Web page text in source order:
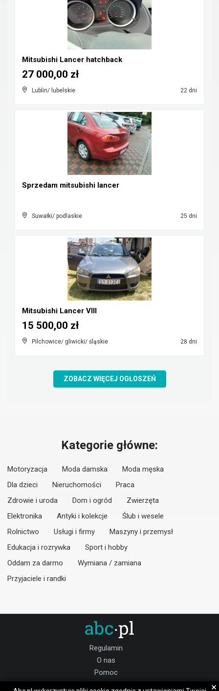
Mitsubishi Lancer hatchback
Lublin/ lubelskie 22 dni
27 000,00 zł
Sprzedam mitsubishi lancer
Suwałki/ podlaskie 25 dni
Mitsubishi Lancer VIII
Pilchowice/ gliwicki/ śląskie 28 dni
15 500,00 zł
ZOBACZ WIĘCEJ OGŁOSZEŃ
Kategorie główne:
Motoryzacja Moda damska
Moda męska
Dla dzieci
Nieruchomości
Praca
Zdrowie i uroda
Dom i ogród
Zwierzęta
Elektronika
Antyki i kolekcje
Ślub i wesele
Rolnictwo
Usługi i firmy
Maszyny i przemysł
Edukacja i rozrywka
Sport i hobby
Oddam za darmo
Wymiana / zamiana
Przyjaciele i randki
Regulamin
O nas
Pomoc
×